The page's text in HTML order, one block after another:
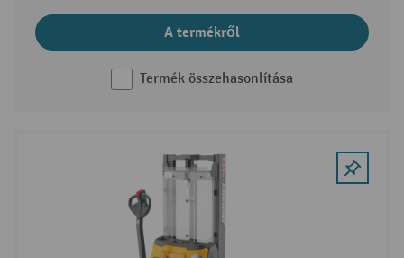
A termékről
Termék összehasonlítása